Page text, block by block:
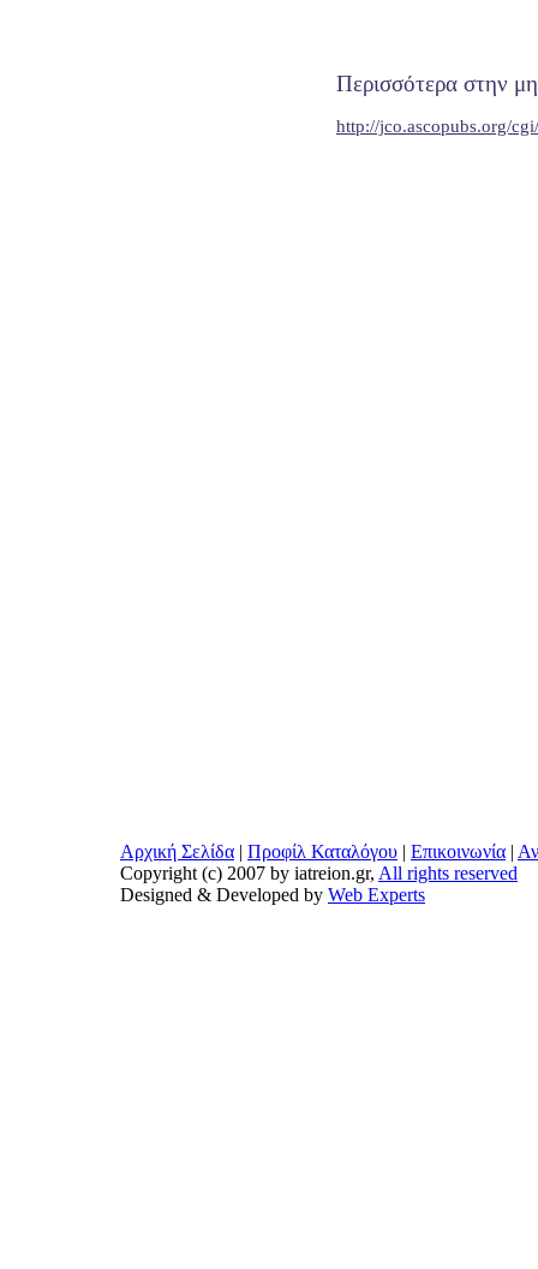
Περισσότερα στην
http://jco.ascopubs.org/
Αρχική Σελίδα | Προφίλ Καταλόγου | Επικοινωνία |
Copyright (c) 2007 by iatreion.gr, All rights reserved
Designed & Developed by Web Experts